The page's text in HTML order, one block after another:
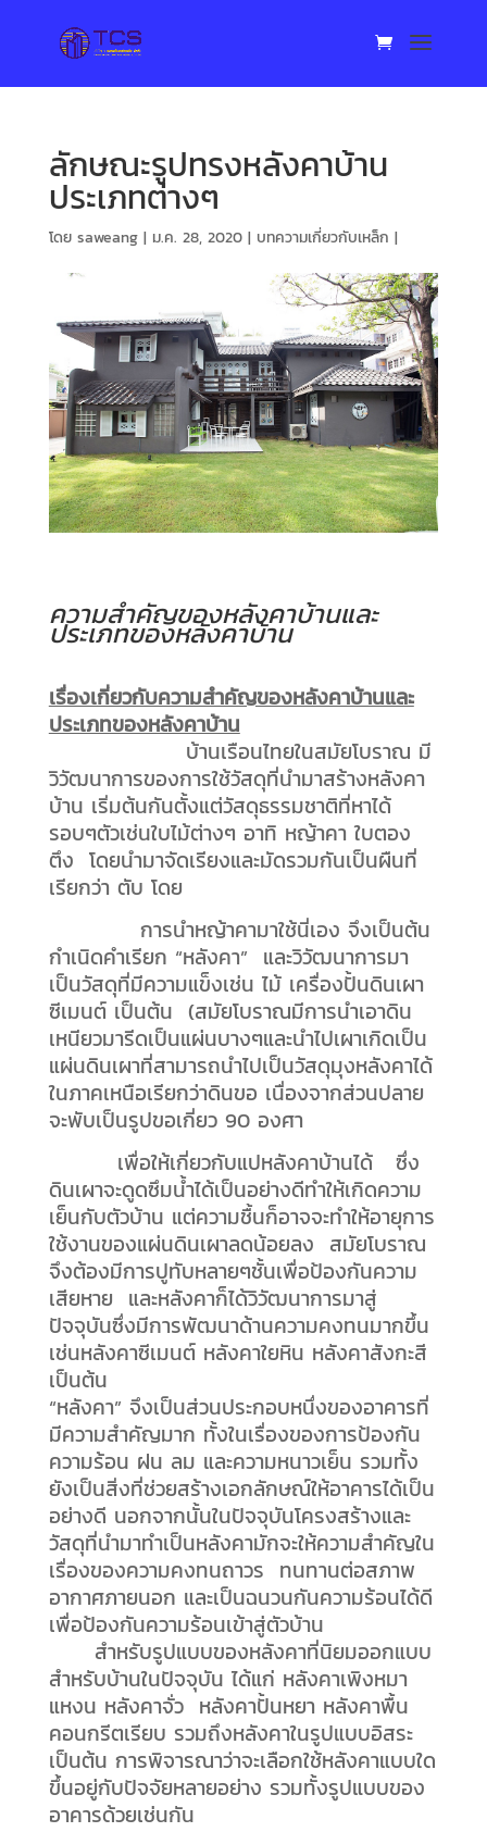
ลักษณะรูปทรงหลังคาบ้าน
ประเภทต่างๆ
โดย saweang| ม.ค. 28, 2020| บทความเกี่ยวกับเหล็ก |
ความสำคัญของหลังคาบ้านและ
ประเภทของหลังคาบ้าน
เรื่องเกี่ยวกับความสำคัญของหลังคาบ้านและ
ประเภทของหลังคาบ้าน
บ้านเรือนไทยในสมัยโบราณ มี
วิวัฒนาการของการใช้วัสดุที่นำมาสร้างหลังคา
บ้าน เริ่มต้นกันตั้งแต่วัสดุธรรมชาติที่หาได้
รอบๆตัวเช่นใบไม้ต่างๆ อาทิ หญ้าคา ใบตอง
ตึง โดยนำมาจัดเรียงและมัดรวมกันเป็นผืนที่
เรียกว่า ตับ โดย
การนำหญ้าคามาใช้นี่เอง จึงเป็นต้น
กำเนิดคำเรียก “หลังคา” และวิวัฒนาการมา
เป็นวัสดุที่มีความแข็งเช่น ไม้ เครื่องปั้นดินเผา
ซีเมนต์ เป็นต้น (สมัยโบราณมีการนำเอาดิน
เหนียวมารีดเป็นแผ่นบางๆและนำไปเผาเกิดเป็น
แผ่นดินเผาที่สามารถนำไปเป็นวัสดุมุงหลังคาได้
ในภาคเหนือเรียกว่าดินขอ เนื่องจากส่วนปลาย
จะพับเป็นรูปขอเกี่ยว 90 องศา
เพื่อให้เกี่ยวกับแปหลังคาบ้านได้ ซึ่ง
ดินเผาจะดูดซึมน้ำได้เป็นอย่างดีทำให้เกิดความ
เย็นกับตัวบ้าน แต่ความชื้นก็อาจจะทำให้อายุการ
ใช้งานของแผ่นดินเผาลดน้อยลง สมัยโบราณ
จึงต้องมีการปูทับหลายๆชั้นเพื่อป้องกันความ
เสียหาย และหลังคาก็ได้วิวัฒนาการมาสู่
ปัจจุบันซึ่งมีการพัฒนาด้านความคงทนมากขึ้น
เช่นหลังคาซีเมนต์ หลังคาใยหิน หลังคาสังกะสี
เป็นต้น
“หลังคา” จึงเป็นส่วนประกอบหนึ่งของอาคารที่
มีความสำคัญมาก ทั้งในเรื่องของการป้องกัน
ความร้อน ฝน ลม และความหนาวเย็น รวมทั้ง
ยังเป็นสิ่งที่ช่วยสร้างเอกลักษณ์ให้อาคารได้เป็น
อย่างดี นอกจากนั้นในปัจจุบันโครงสร้างและ
วัสดุที่นำมาทำเป็นหลังคามักจะให้ความสำคัญใน
เรื่องของความคงทนถาวร ทนทานต่อสภาพ
อากาศภายนอก และเป็นฉนวนกันความร้อนได้ดี
เพื่อป้องกันความร้อนเข้าสู่ตัวบ้าน
สำหรับรูปแบบของหลังคาที่นิยมออกแบบ
สำหรับบ้านในปัจจุบัน ได้แก่ หลังคาเพิงหมา
แหงน หลังคาจั่ว หลังคาปั้นหยา หลังคาพื้น
คอนกรีตเรียบ รวมถึงหลังคาในรูปแบบอิสระ
เป็นต้น การพิจารณาว่าจะเลือกใช้หลังคาแบบใด
ขึ้นอยู่กับปัจจัยหลายอย่าง รวมทั้งรูปแบบของ
อาคารด้วยเช่นกัน